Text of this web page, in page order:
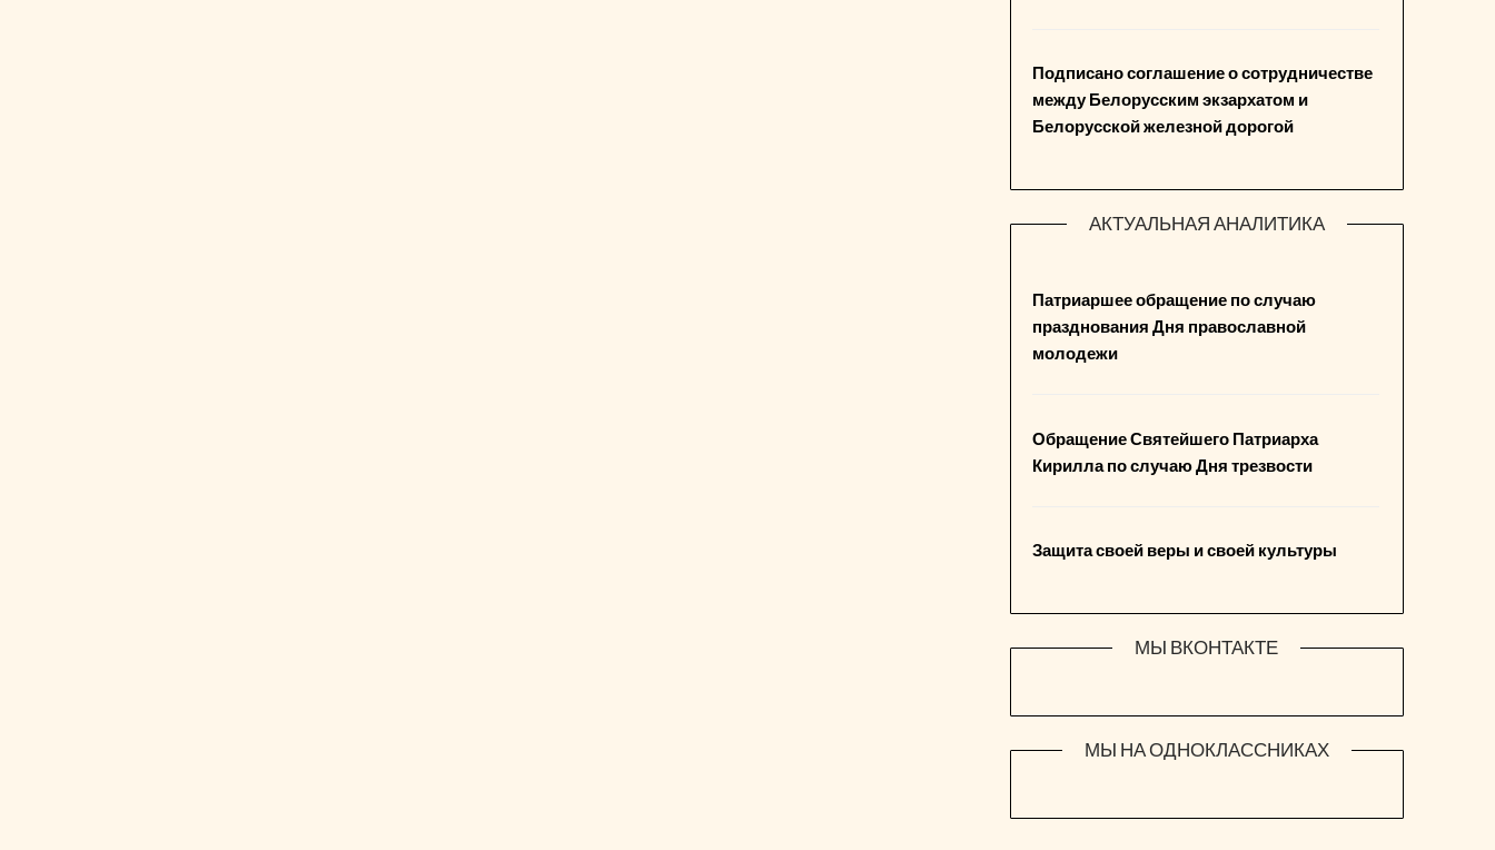
Подписано соглашение о сотрудничестве
между Белорусским экзархатом и
Белорусской железной дорогой
АКТУАЛЬНАЯ АНАЛИТИКА
Патриаршее обращение по случаю
празднования Дня православной
молодежи
Обращение Святейшего Патриарха
Кирилла по случаю Дня трезвости
Защита своей веры и своей культуры
МЫ ВКОНТАКТЕ
МЫ НА ОДНОКЛАССНИКАХ